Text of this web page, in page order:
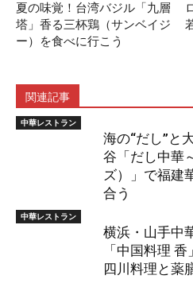
夏の味覚！台湾バジル「九層
塔」香る三杯鶏（サンベイジ
ー）を食べに行こう
関連記事
中華レストラン
海の“だし”と
谷「だし中華
ズ）」で福建
合う
中華レストラン
横浜・山手中
「中国料理
四川料理と薬